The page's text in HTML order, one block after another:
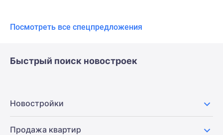
Посмотреть все спецпредложения
Быстрый поиск новостроек
Новостройки
Продажа квартир